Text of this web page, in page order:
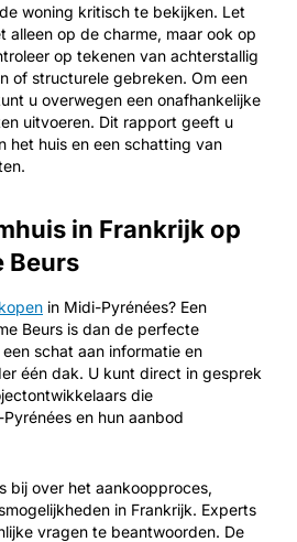
woning kritisch te bekijken. Let
alleen op de charme, maar ook op
op tekenen van achterstallig
of structurele gebreken. Om een
u overwegen een onafhankelijke
uitvoeren. Dit rapport geeft u
het huis en een schatting van
in Frankrijk op
Beurs
in Midi-Pyrénées? Een
Beurs is dan de perfecte
schat aan informatie en
één dak. U kunt direct in gesprek
die
en hun aanbod
bij over het aankoopproces,
in Frankrijk. Experts
vragen te beantwoorden. De